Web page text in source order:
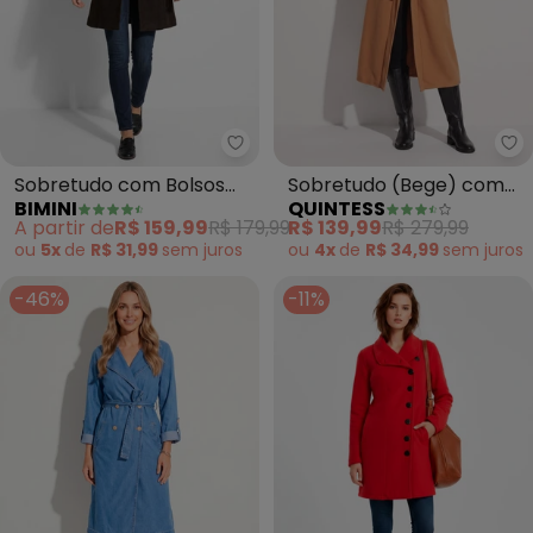
Bimini - Sobretudo com Bolsos
Sobretudo com Bolsos
Soft (Preto)
BIMINI
A partir deR$ 159,99R$ 179,99
ou 5x de R$ 31,99 sem juros
Sobretudo (Bege) com
Faixa com Fivela
QUINTESS
R$ 139,99R$ 279,99
ou 4x de R$ 34,99 sem juros
-46% -11%